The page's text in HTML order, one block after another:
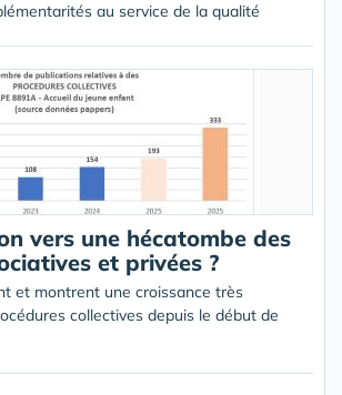
au service de la qualité
vers une hécatombe des
et privées ?
et montrent une croissance très
collectives depuis le début de